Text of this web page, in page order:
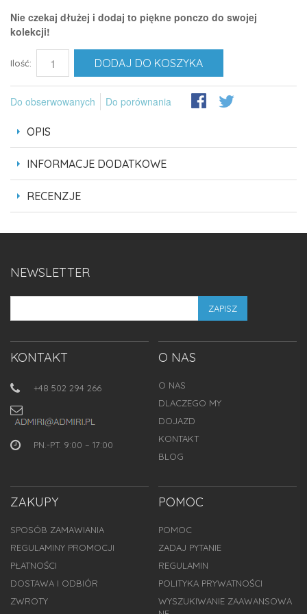
Nie czekaj dłużej i dodaj to piękne ponczo do swojej
kolekcji!
Ilość: DODAJ DO KOSZYKA
Do obserwowanych Do porównania
OPIS
INFORMACJE DODATKOWE
RECENZJE
NEWSLETTER
ZAPISZ
KONTAKT
+48 502 294 266
PN.-PT. 9:00 – 17:00
O NAS
O NAS
DLACZEGO MY
DOJAZD
KONTAKT
BLOG
ZAKUPY
SPOSÓB ZAMAWIANIA
REGULAMINY PROMOCJI
PŁATNOŚCI
DOSTAWA I ODBIÓR
ZWROTY
POMOC
POMOC
ZADAJ PYTANIE
REGULAMIN
POLITYKA PRYWATNOŚCI
WYSZUKIWANIE ZAAWANSOWA